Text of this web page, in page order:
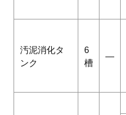
汚泥消化タ
ンク
6
槽
―